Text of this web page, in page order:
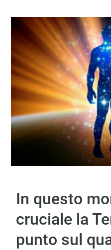
In questo
cruciale la
punto sul